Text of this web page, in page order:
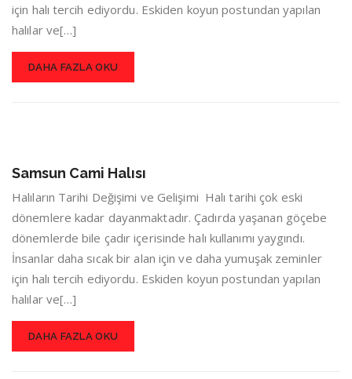
için halı tercih ediyordu. Eskiden koyun postundan yapılan
halılar ve[…]
DAHA FAZLA OKU
Samsun Cami Halısı
Halıların Tarihi Değişimi ve Gelişimi Halı tarihi çok eski
dönemlere kadar dayanmaktadır. Çadırda yaşanan göçebe
dönemlerde bile çadır içerisinde halı kullanımı yaygındı.
İnsanlar daha sıcak bir alan için ve daha yumuşak zeminler
için halı tercih ediyordu. Eskiden koyun postundan yapılan
halılar ve[…]
DAHA FAZLA OKU